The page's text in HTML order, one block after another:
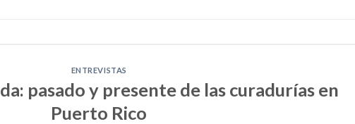
ENTREVISTAS
pasado y presente de las curadurías en
Puerto Rico